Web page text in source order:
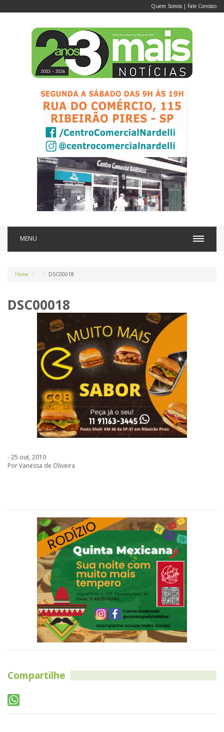
Quem Somos | Fale Conosco
MENU
Home DSC00018
DSC00018
- 25 out, 2010
Por Vanessa de Oliveira
Compartilhe